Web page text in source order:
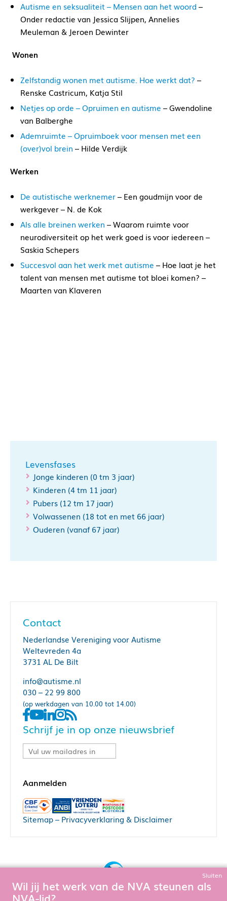
Autisme en seksualiteit – Mensen aan het woord –
Onder redactie van Jessica Slijpen, Annelies
Meuleman & Jeroen Dewinter
Wonen
Zelfstandig wonen met autisme. Hoe werkt dat? –
Renske Castricum, Katja Stil
Netjes op orde – Opruimen en autisme – Gwendoline
van Balberghe
Ademruimte – Opruimboek voor mensen met een
(over)vol brein – Hilde Verdijk
Werken
De autistische werknemer– Een goudmijn voor de
werkgever – N. de Kok
Als alle breinen werken – Waarom ruimte voor
neurodiversiteit op het werk goed is voor iedereen –
Saskia Schepers
Succesvol aan het werk met autisme – Hoe laat je het
talent van mensen met autisme tot bloei komen? –
Maarten van Klaveren
Levensfases
Jonge kinderen (0 tm 3 jaar)
Kinderen (4 tm 11 jaar)
Pubers (12 tm 17 jaar)
Volwassenen (18 tot en met 66 jaar)
Ouderen (vanaf 67 jaar)
Contact
Nederlandse Vereniging voor Autisme
Weltevreden 4a
3731 AL De Bilt
info@autisme.nl
030 – 22 99 800
(op werkdagen van 10.00 tot 14.00)
Schrijf je in op onze nieuwsbrief
Sitemap– Privacyverklaring & Disclaimer
Sluiten
Wil jij het werk van de NVA steunen als